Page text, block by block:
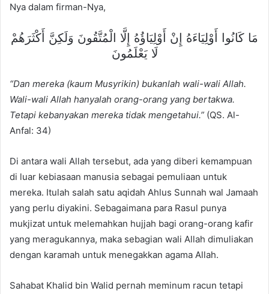
Nya dalam firman-Nya,
مَا كَانُوا أَوْلِيَاءَهُ إِنْ أَوْلِيَاؤُهُ إِلَّا الْمُتَّقُونَ وَلَكِنَّ أَكْثَرَهُمْ
لَا يَعْلَمُونَ
“Dan mereka (kaum Musyrikin) bukanlah wali-wali Allah.
Wali-wali Allah hanyalah orang-orang yang bertakwa.
Tetapi kebanyakan mereka tidak mengetahui.” (QS. Al-
Anfal: 34)
Di antara wali Allah tersebut, ada yang diberi kemampuan
di luar kebiasaan manusia sebagai pemuliaan untuk
mereka. Itulah salah satu aqidah Ahlus Sunnah wal Jamaah
yang perlu diyakini. Sebagaimana para Rasul punya
mukjizat untuk melemahkan hujjah bagi orang-orang kafir
yang meragukannya, maka sebagian wali Allah dimuliakan
dengan karamah untuk menegakkan agama Allah.
Sahabat Khalid bin Walid pernah meminum racun tetapi